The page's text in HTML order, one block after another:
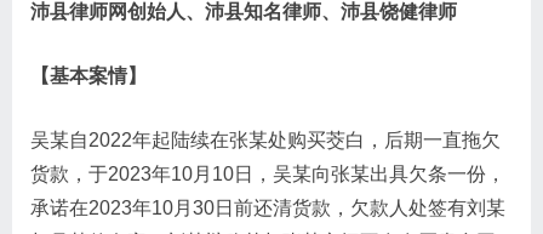
沛县律师网创始人、沛县知名律师、沛县饶健律师
【基本案情】
吴某自2022年起陆续在张某处购买茭白，后期一直拖欠
货款，于2023年10月10日，吴某向张某出具欠条一份，
承诺在2023年10月30日前还清货款，欠款人处签有刘某